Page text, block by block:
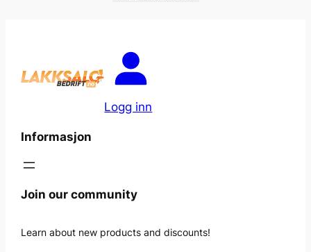
Logg inn
Informasjon
Join our community
Learn about new products and discounts!